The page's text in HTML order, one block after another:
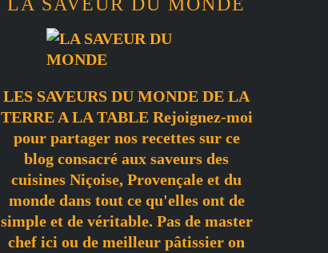
LES SAVEURS DU MONDE DE LA
TERRE A LA TABLE Rejoignez-moi
pour partager nos recettes sur ce
blog consacré aux saveurs des
cuisines Niçoise, Provençale et du
monde dans tout ce qu'elles ont de
simple et de véritable. Pas de master
chef ici ou de meilleur pâtissier on